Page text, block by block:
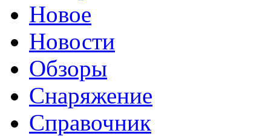
Новое
Новости
Обзоры
Снаряжение
Справочник